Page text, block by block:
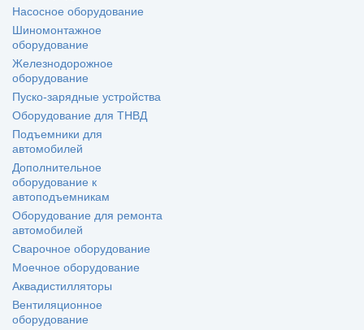
Насосное оборудование
Шиномонтажное
оборудование
Железнодорожное
оборудование
Пуско-зарядные устройства
Оборудование для ТНВД
Подъемники для
автомобилей
Дополнительное
оборудование к
автоподъемникам
Оборудование для ремонта
автомобилей
Сварочное оборудование
Моечное оборудование
Аквадистилляторы
Вентиляционное
оборудование